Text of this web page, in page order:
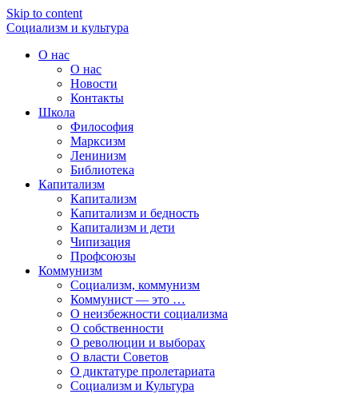
Skip to content
Социализм и культура
О нас
О нас
Новости
Контакты
Школа
Философия
Марксизм
Ленинизм
Библиотека
Капитализм
Капитализм
Капитализм и бедность
Капитализм и дети
Чипизация
Профсоюзы
Коммунизм
Социализм, коммунизм
Коммунист — это …
О неизбежности социализма
О собственности
О революции и выборах
О власти Советов
О диктатуре пролетариата
Социализм и Культура